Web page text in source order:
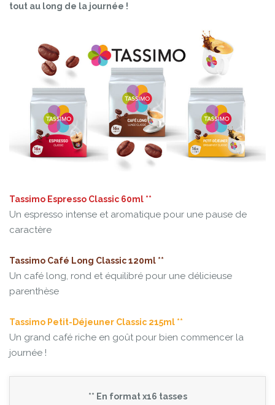
tout au long de la journée !
Tassimo Espresso Classic 60ml **
Un espresso intense et aromatique pour une pause de
caractère
Tassimo Café Long Classic 120ml **
Un café long, rond et équilibré pour une délicieuse
parenthèse
Tassimo Petit-Déjeuner Classic 215ml **
Un grand café riche en goût pour bien commencer la
journée !
** En format x16 tasses